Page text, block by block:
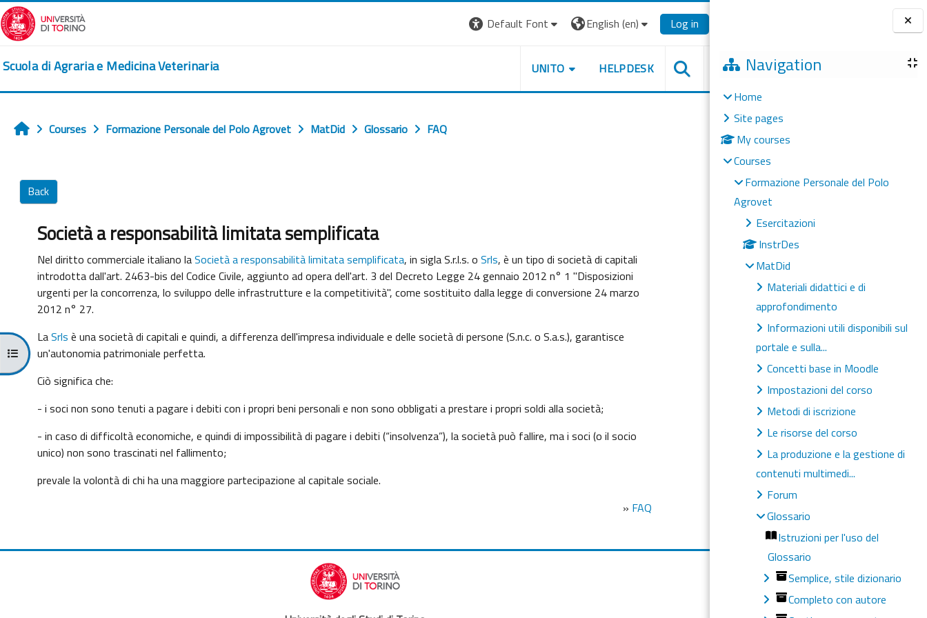
Skip to main content
BlocksNavigation
Home
Site pages
My courses
Courses
Formazione Personale del Polo
Agrovet
Esercitazioni
InstrDes
MatDid
Materiali didattici e di
approfondimento
Informazioni utili disponibili sul
portale e sulla...
Concetti base in Moodle
Impostazioni del corso
Metodi di iscrizione
Le risorse del corso
La produzione e la gestione di
contenuti multimedi...
Forum
Glossario
Istruzioni per l'uso del
Glossario
Semplice, stile dizionario
Completo con autore
Default Font English ‎(en)‎ Log in
Scuola di Agraria e Medicina Veterinaria UNITO HELPDESK
Open course index
Home
Courses Formazione Personale del Polo Agrovet MatDid Glossario FAQ
Back
Società a responsabilità limitata semplificata
Nel diritto commerciale italiano laSocietà a responsabilità limitata semplificata, in sigla S.r.l.s. o Srls, è un tipo di società di capitali
introdotta dall'art. 2463-bis del Codice Civile, aggiunto ad opera dell'art. 3 del Decreto Legge 24 gennaio 2012 n° 1 "Disposizioni
urgenti per la concorrenza, lo sviluppo delle infrastrutture e la competitività", come sostituito dalla legge di conversione 24 marzo
2012 n° 27.
LaSrls è una società di capitali e quindi, a differenza dell'impresa individuale e delle società di persone (S.n.c. o S.a.s.), garantisce
un'autonomia patrimoniale perfetta.
Ciò significa che:
- i soci non sono tenuti a pagare i debiti con i propri beni personali e non sono obbligati a prestare i propri soldi alla società;
- in caso di difficoltà economiche, e quindi di impossibilità di pagare i debiti (“insolvenza”), la società può fallire, ma i soci (o il socio
unico) non sono trascinati nel fallimento;
prevale la volontà di chi ha una maggiore partecipazione al capitale sociale.
» FAQ